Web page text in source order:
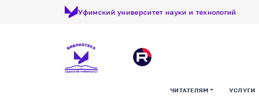
Уфимский университет науки и технологий
ЧИТАТЕЛЯМ УСЛУГИ